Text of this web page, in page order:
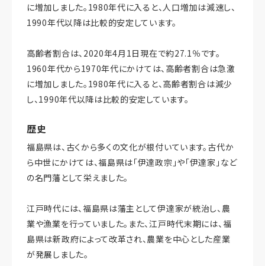
に増加しました。1980年代に入ると、人口増加は減速し、
1990年代以降は比較的安定しています。
高齢者割合は、2020年4月1日現在で約27.1％です。
1960年代から1970年代にかけては、高齢者割合は急激
に増加しました。1980年代に入ると、高齢者割合は減少
し、1990年代以降は比較的安定しています。
歴史
福島県は、古くから多くの文化が根付いています。古代か
ら中世にかけては、福島県は「伊達政宗」や「伊達家」など
の名門藩として栄えました。
江戸時代には、福島県は藩主として伊達家が統治し、農
業や漁業を行っていました。また、江戸時代末期には、福
島県は新政府によって改革され、農業を中心とした産業
が発展しました。